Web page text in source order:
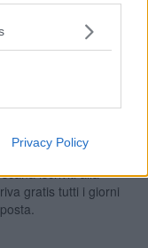
Privacy Policy
iscriviti alla
gratis tutti i giorni